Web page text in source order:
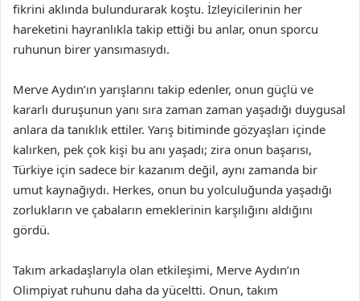
fikrini aklında bulundurarak koştu. İzleyicilerinin her
hareketini hayranlıkla takip ettiği bu anlar, onun sporcu
ruhunun birer yansımasıydı.
Merve Aydın’ın yarışlarını takip edenler, onun güçlü ve
kararlı duruşunun yanı sıra zaman zaman yaşadığı duygusal
anlara da tanıklık ettiler. Yarış bitiminde gözyaşları içinde
kalırken, pek çok kişi bu anı yaşadı; zira onun başarısı,
Türkiye için sadece bir kazanım değil, aynı zamanda bir
umut kaynağıydı. Herkes, onun bu yolculuğunda yaşadığı
zorlukların ve çabaların emeklerinin karşılığını aldığını
gördü.
Takım arkadaşlarıyla olan etkileşimi, Merve Aydın’ın
Olimpiyat ruhunu daha da yüceltti. Onun, takım